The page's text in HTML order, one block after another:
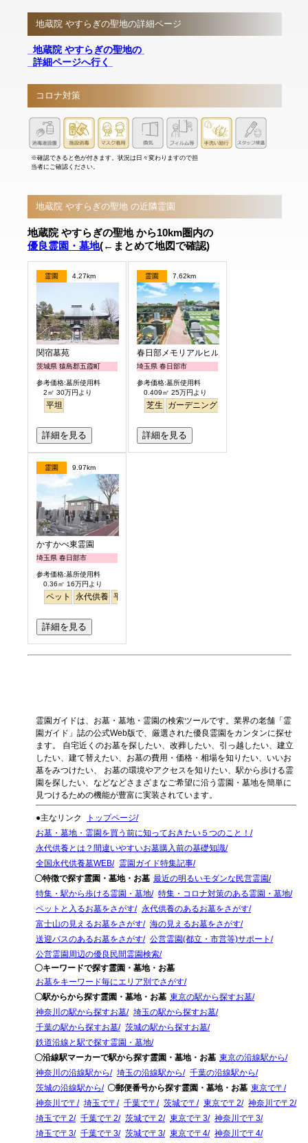
地蔵院 やすらぎの聖地の詳細ページ
地蔵院 やすらぎの聖地の
詳細ページへ行く
コロナ対策
※確認できると色が付きます。状況は日々変わりますので担
当者にご確認ください。
地蔵院 やすらぎの聖地 の近隣霊園
地蔵院 やすらぎの聖地 から10km圏内の
優良霊園・墓地(←まとめて地図で確認)
霊園 4.27km
関宿墓苑
茨城県 猿島郡五霞町
参考価格:墓所使用料
2㎡ 30万円より
平坦
詳細を見る
霊園 7.62km
春日部メモリアルヒルズ
埼玉県 春日部市
参考価格:墓所使用料
0.409㎡ 25万円より
芝生 ガーデニング
詳細を見る
霊園 9.97km
かすかべ東霊園
埼玉県 春日部市
参考価格:墓所使用料
0.36㎡ 16万円より
ペット 永代供養 平坦
詳細を見る
霊園ガイドは、お墓・墓地・霊園の検索ツールです。業界の老舗「霊
園ガイド」誌の公式Web版で、厳選された優良霊園をカンタンに探せ
ます。 自宅近くのお墓を探したい、改葬したい、引っ越したい、建立
したい、建て替えたい、お墓の費用・価格・相場を知りたい、いいお
墓をみつけたい、 お墓の環境やアクセスを知りたい、駅から歩ける霊
園を探したい、などなどさまざまなご希望に沿う霊園・墓地を簡単に
見つけるための機能が豊富に実装されています。
●主なリンク
トップページ
お墓・墓地・霊園を買う前に知っておきたい５つのこと！
永代供養とは？間違いやすいお墓購入前の基礎知識
全国永代供養墓WEB
霊園ガイド特集記事
〇特徴で探す霊園・墓地・お墓 最近の明るいモダンな民営霊園
特集・駅から歩ける霊園・墓地
特集・コロナ対策のある霊園・墓地
ペットと入るお墓をさがす
永代供養のあるお墓をさがす
富士山の見えるお墓をさがす
海の見えるお墓をさがす
送迎バスのあるお墓をさがす
公営霊園(都立・市営等)サポート
公営霊園周辺の優良民間霊園検索
〇キーワードで探す霊園・墓地・お墓
お墓をキーワード毎にエリア別でさがす
〇駅からから探す霊園・墓地・お墓 東京の駅から探すお墓
神奈川の駅から探すお墓
埼玉の駅から探すお墓
千葉の駅から探すお墓
茨城の駅から探すお墓
鉄道沿線と駅で探す霊園・墓地
〇沿線駅マーカーで駅から探す霊園・墓地・お墓 東京の沿線駅から
神奈川の沿線駅から
埼玉の沿線駅から
千葉の沿線駅から
茨城の沿線駅から
〇郵便番号から探す霊園・墓地・お墓 東京で〒
神奈川で〒
埼玉で〒 千葉で〒 茨城で〒 東京で〒2
神奈川で〒2
埼玉で〒2
千葉で〒2 茨城で〒2 東京で〒3
神奈川で〒3
埼玉で〒3
千葉で〒3 茨城で〒3 東京で〒4
神奈川で〒4